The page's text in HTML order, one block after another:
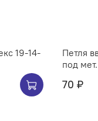
19-14-
Петля
70 ₽